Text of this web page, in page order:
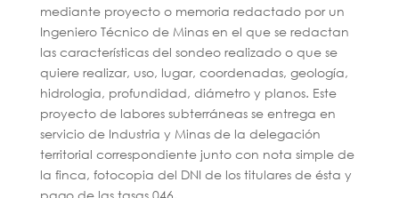
mediante proyecto o memoria redactado por un
Ingeniero Técnico de Minas en el que se redactan
las características del sondeo realizado o que se
quiere realizar, uso, lugar, coordenadas, geología,
hidrologia, profundidad, diámetro y planos. Este
proyecto de labores subterráneas se entrega en
servicio de Industria y Minas de la delegación
territorial correspondiente junto con nota simple de
la finca, fotocopia del DNI de los titulares de ésta y